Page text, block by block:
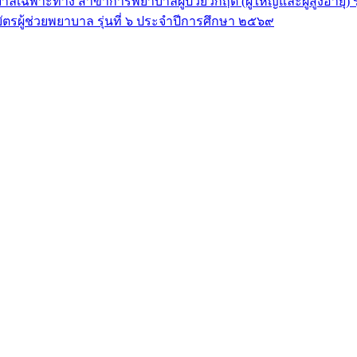
รผู้ช่วยพยาบาล รุ่นที่ ๖ ประจำปีการศึกษา ๒๕๖๙